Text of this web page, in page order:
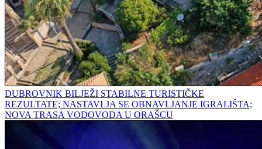
DUBROVNIK BILJEŽI STABILNE TURISTIČKE
REZULTATE; NASTAVLJA SE OBNAVLJANJE IGRALIŠTA;
NOVA TRASA VODOVODA U ORAŠCU